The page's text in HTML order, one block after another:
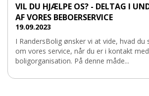
VIL DU HJÆLPE OS? - DELTAG I
AF VORES BEBOERSERVICE
19.09.2023
I RandersBolig ønsker vi at vide, hvad du
om vores service, når du er i kontakt
boligorganisation. På denne måde...